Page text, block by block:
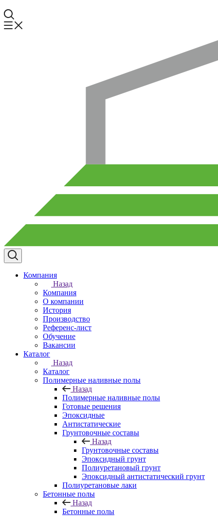
Компания
Назад
Компания
О компании
История
Производство
Референс-лист
Обучение
Вакансии
Каталог
Назад
Каталог
Полимерные наливные полы
Назад
Полимерные наливные полы
Готовые решения
Эпоксидные
Антистатические
Грунтовочные составы
Назад
Грунтовочные составы
Эпоксидный грунт
Полиуретановый грунт
Эпоксидный антистатический грунт
Полиуретановые лаки
Бетонные полы
Назад
Бетонные полы